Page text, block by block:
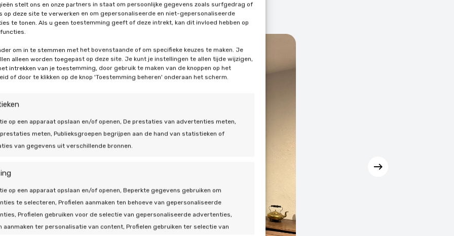
stelt ons en onze partners in staat om persoonlijke gegevens zoals surfgedrag of
op deze site te verwerken en om gepersonaliseerde en niet-gepersonaliseerde
te tonen. Als u geen toestemming geeft of deze intrekt, kan dit invloed hebben op
om in te stemmen met het bovenstaande of om specifieke keuzes te maken. Je
alleen worden toegepast op deze site. Je kunt je instellingen te allen tijde wijzigen,
intrekken van je toestemming, door gebruik te maken van de knoppen op het
of door te klikken op de knop 'Toestemming beheren' onderaan het scherm.
op een apparaat opslaan en/of openen, De prestaties van advertenties meten,
meten, Publieksgroepen begrijpen aan de hand van statistieken of
van gegevens uit verschillende bronnen.
op een apparaat opslaan en/of openen, Beperkte gegevens gebruiken om
te selecteren, Profielen aanmaken ten behoeve van gepersonaliseerde
Profielen gebruiken voor de selectie van gepersonaliseerde advertenties,
aanmaken ter personalisatie van content, Profielen gebruiken ter selectie van